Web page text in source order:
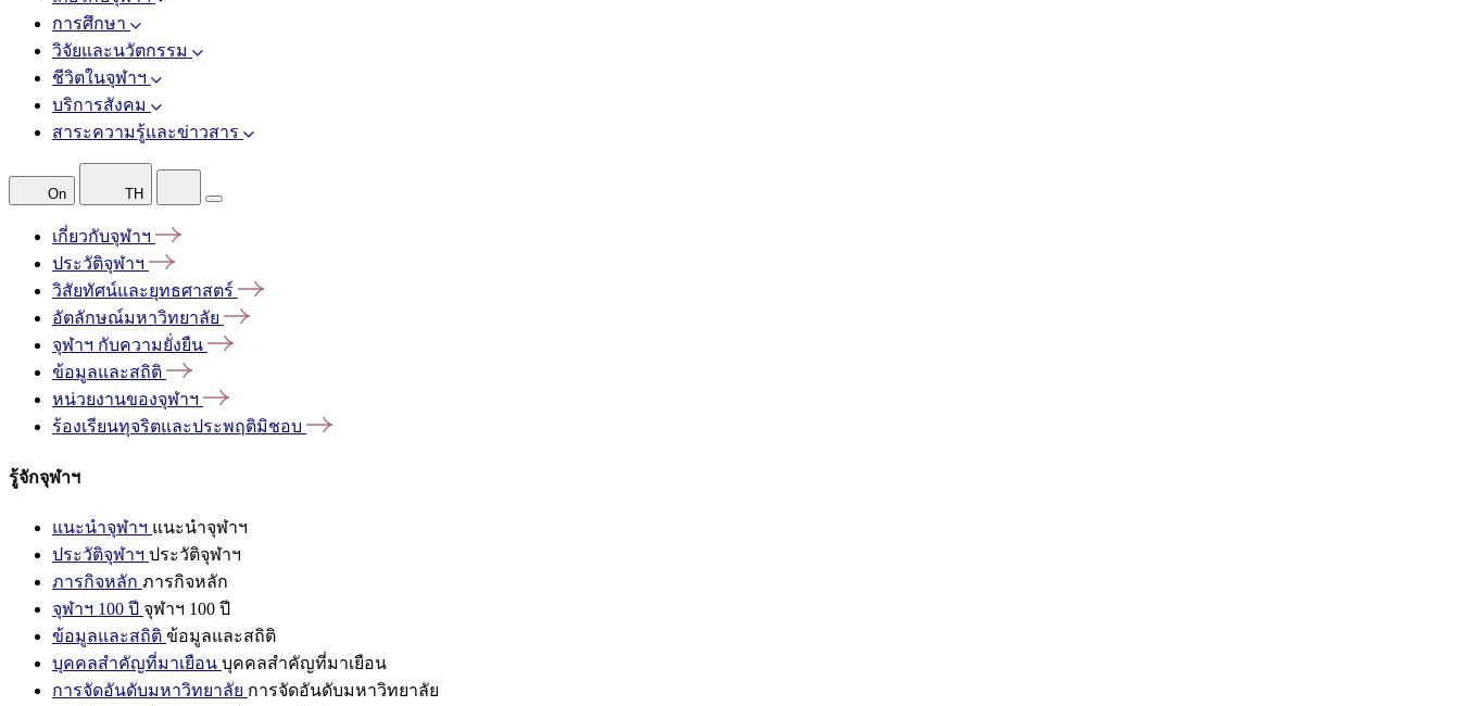
การศึกษา
วิจัยและนวัตกรรม
ชีวิตในจุฬาฯ
บริการสังคม
สาระความรู้และข่าวสาร
On TH
เกี่ยวกับจุฬาฯ
ประวัติจุฬาฯ
วิสัยทัศน์และยุทธศาสตร์
อัตลักษณ์มหาวิทยาลัย
จุฬาฯ กับความยั่งยืน
ข้อมูลและสถิติ
หน่วยงานของจุฬาฯ
ร้องเรียนทุจริตและประพฤติมิชอบ
รู้จักจุฬาฯ
แนะนำจุฬาฯ แนะนำจุฬาฯ
ประวัติจุฬาฯ ประวัติจุฬาฯ
ภารกิจหลัก ภารกิจหลัก
จุฬาฯ 100 ปี จุฬาฯ 100 ปี
ข้อมูลและสถิติ ข้อมูลและสถิติ
บุคคลสำคัญที่มาเยือน บุคคลสำคัญที่มาเยือน
การจัดอันดับมหาวิทยาลัย การจัดอันดับมหาวิทยาลัย